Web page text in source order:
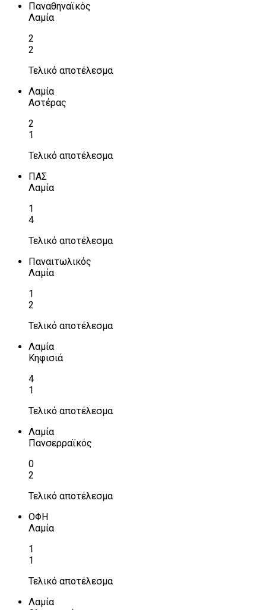
Παναθηναϊκός
Λαμία
2
2
Τελικό αποτέλεσμα
Λαμία
Αστέρας
2
1
Τελικό αποτέλεσμα
ΠΑΣ
Λαμία
1
4
Τελικό αποτέλεσμα
Παναιτωλικός
Λαμία
1
2
Τελικό αποτέλεσμα
Λαμία
Κηφισιά
4
1
Τελικό αποτέλεσμα
Λαμία
Πανσερραϊκός
0
2
Τελικό αποτέλεσμα
ΟΦΗ
Λαμία
1
1
Τελικό αποτέλεσμα
Λαμία